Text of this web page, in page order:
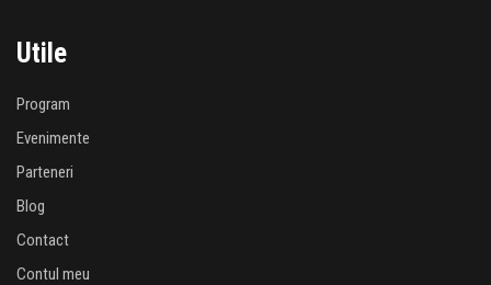
Utile
Program
Evenimente
Parteneri
Blog
Contact
Contul meu